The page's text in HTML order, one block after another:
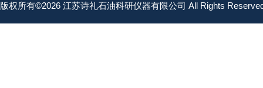
版权所有©2026 江苏诗礼石油科研仪器有限公司 All Rights